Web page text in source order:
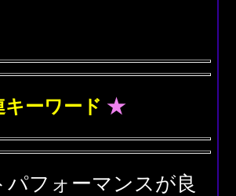
キーワード ★
パフォーマンスが良